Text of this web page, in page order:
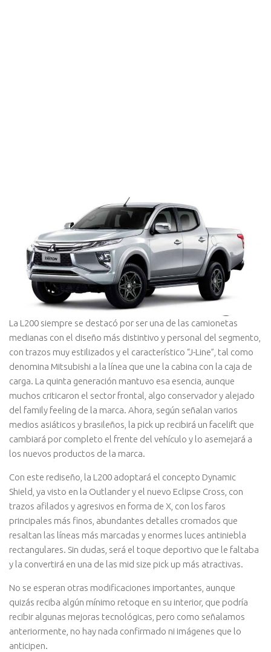
La L200 siempre se destacó por ser una de las camionetas
medianas con el diseño más distintivo y personal del segmento,
con trazos muy estilizados y el característico “J-Line”, tal como
denomina Mitsubishi a la línea que une la cabina con la caja de
carga. La quinta generación mantuvo esa esencia, aunque
muchos criticaron el sector frontal, algo conservador y alejado
del family feeling de la marca. Ahora, según señalan varios
medios asiáticos y brasileños, la pick up recibirá un facelift que
cambiará por completo el frente del vehículo y lo asemejará a
los nuevos productos de la marca.
Con este rediseño, la L200 adoptará el concepto Dynamic
Shield, ya visto en la Outlander y el nuevo Eclipse Cross, con
trazos afilados y agresivos en forma de X, con los faros
principales más finos, abundantes detalles cromados que
resaltan las líneas más marcadas y enormes luces antiniebla
rectangulares. Sin dudas, será el toque deportivo que le faltaba
y la convertirá en una de las mid size pick up más atractivas.
No se esperan otras modificaciones importantes, aunque
quizás reciba algún mínimo retoque en su interior, que podría
recibir algunas mejoras tecnológicas, pero como señalamos
anteriormente, no hay nada confirmado ni imágenes que lo
anticipen.